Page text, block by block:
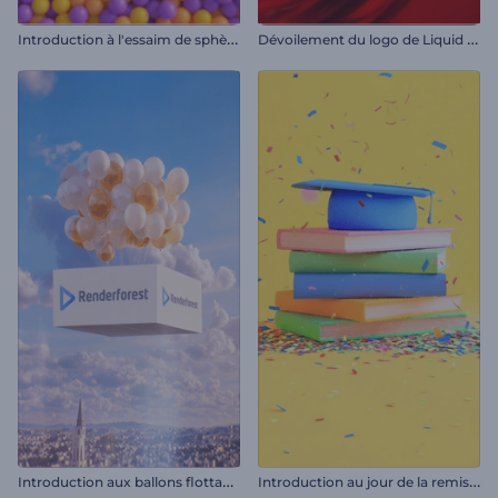
I
ntroduction à l'essaim de sphères cinétiques D
évoilement du logo de Liquid Fusion
I
ntroduction aux ballons flottants I
ntroduction au jour de la remise des diplômes